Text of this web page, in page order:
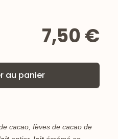
7,50 €
au panier
cacao, fèves de cacao de